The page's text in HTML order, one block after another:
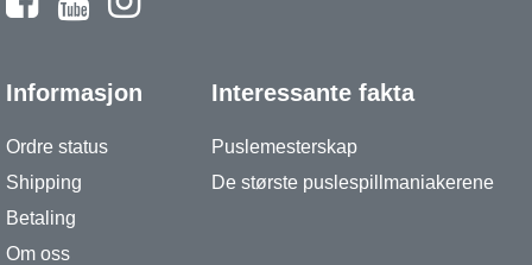
Informasjon
Ordre status
Shipping
Betaling
Om oss
Interessante fakta
Puslemesterskap
De største puslespillmaniakerene